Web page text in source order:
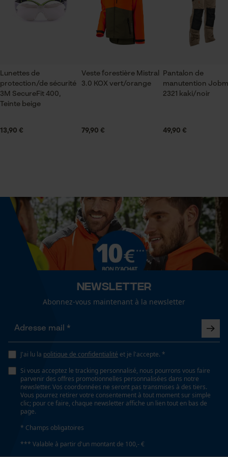
Optique/motif
Type de poche
sans poches
Confort
extensible
non résistant à l'eau
Spécifications techniques
Non
Propriété
Confortable, Résistant à l'usure, Résistant aux
Lunettes de
protection/de sécurité
3M SecureFit 400,
Teinte beige
13,90 €
Veste forestière Mistral
3.0 KOX vert/orange
79,90 €
Pantalon de
manutention
2321 kaki/noir
49,90 €
Newsletter
Abonnez-vous maintenant à la newsletter
J'ai lu la politique de confidentialité et je l'accepte. *
Si vous acceptez le tracking personnalisé, nous pourrons vous faire
parvenir des offres promotionnelles personnalisées dans notre
newsletter. Vos coordonnées ne seront pas transmises à des tiers.
Vous pourrez retirer votre consentement à tout moment sur simple
clic; pour ce faire, chaque newsletter affiche un lien tout en bas de
page.
* Champs obligatoires
*** Valable à partir d'un montant de 100,- €
ID de session
Sauvegarder les préférences
pour traitement des données
Cookies statistiques
Cookies de performance et de
fonctionnalité
Loop54 Personalization
Salutation personnelle
Géo-IP et détection des
Vidéos YouTube
Google Maps